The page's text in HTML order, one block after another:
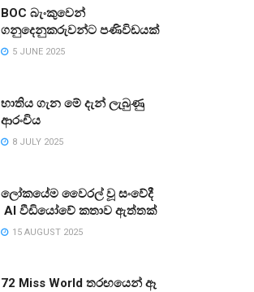
BOC බැංකුවෙන්
ගනුදෙනුකරුවන්ට පණිවිඩයක්
5 JUNE 2025
භාතිය ගැන මේ දැන් ලැබුණු
ආරංචිය
8 JULY 2025
ලෝකයේම වෛරල් වූ සංවේදී
AI වීඩියෝවේ කතාව ඇත්තක්
15 AUGUST 2025
72 Miss World තරඟයෙන් ඈ